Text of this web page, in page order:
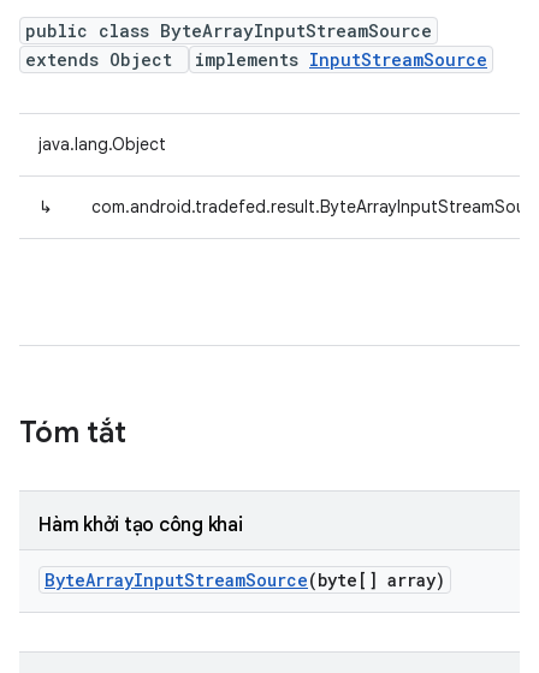
public class ByteArrayInputStreamSource
extends Object
implements InputStreamSource
java.lang.Object
↳
Tóm tắt
Hàm khởi tạo công khai
ByteArrayInputStreamSource(byte[] array)